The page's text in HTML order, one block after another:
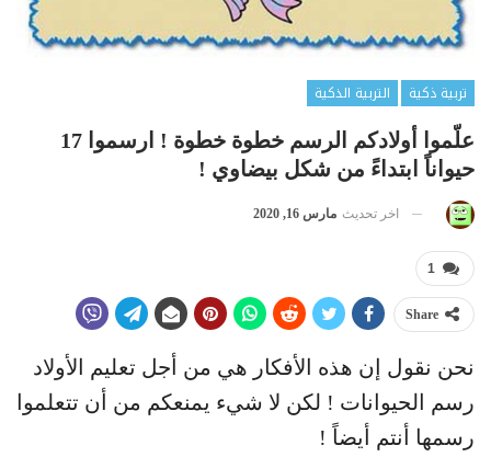
تربية ذكية
التربية الذكية
علّموا أولادكم الرسم خطوة خطوة ! ارسموا 17
حيواناً ابتداءً من شكل بيضاوي !
اخر تحديث مارس 16, 2020
1
Share
نحن نقول إن هذه الأفكار هي من أجل تعليم الأولاد
رسم الحيوانات ! لكن لا شيء يمنعكم من أن تتعلموا
رسمها أنتم أيضاً !